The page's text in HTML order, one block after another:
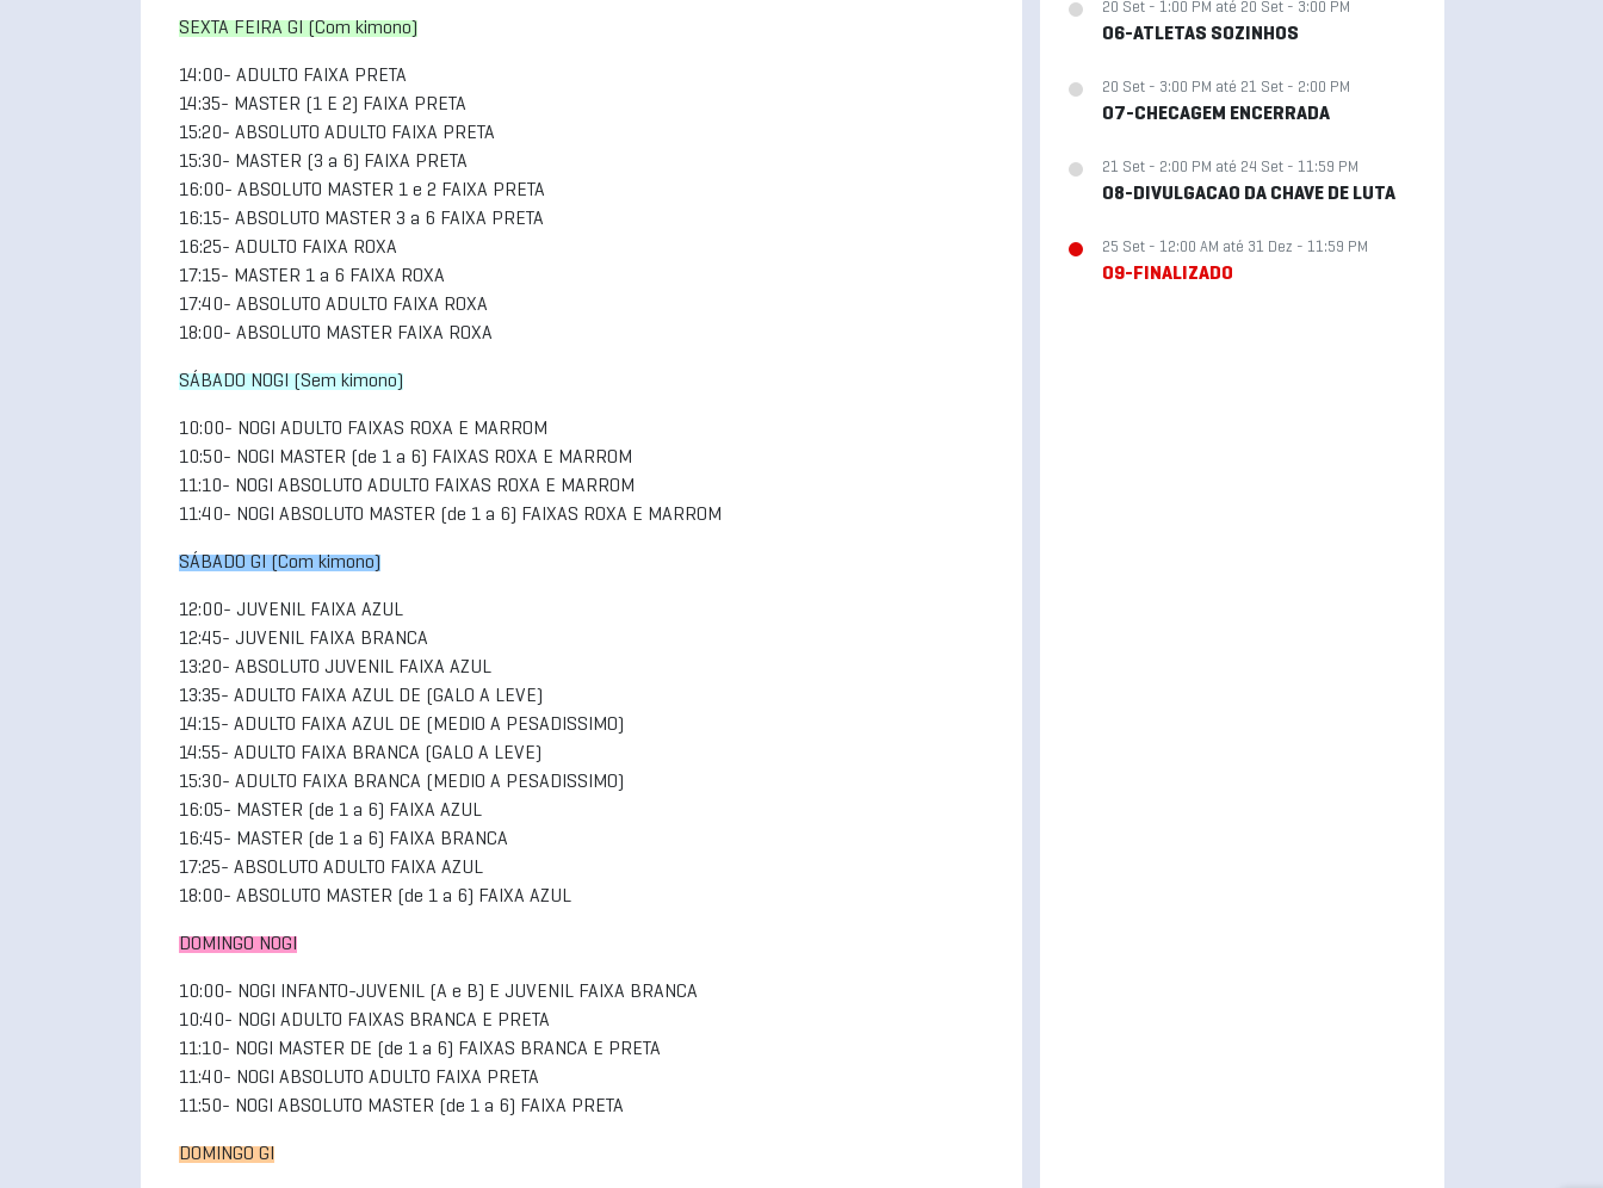
SEXTA FEIRA GI (Com kimono)
14:00- ADULTO FAIXA PRETA
14:35- MASTER (1 E 2) FAIXA PRETA
15:20- ABSOLUTO ADULTO FAIXA PRETA
15:30- MASTER (3 a 6) FAIXA PRETA
16:00- ABSOLUTO MASTER 1 e 2 FAIXA PRETA
16:15- ABSOLUTO MASTER 3 a 6 FAIXA PRETA
16:25- ADULTO FAIXA ROXA
17:15- MASTER 1 a 6 FAIXA ROXA
17:40- ABSOLUTO ADULTO FAIXA ROXA
18:00- ABSOLUTO MASTER FAIXA ROXA
SÁBADO NOGI (Sem kimono)
10:00- NOGI ADULTO FAIXAS ROXA E MARROM
10:50- NOGI MASTER (de 1 a 6) FAIXAS ROXA E MARROM
11:10- NOGI ABSOLUTO ADULTO FAIXAS ROXA E MARROM
11:40- NOGI ABSOLUTO MASTER (de 1 a 6) FAIXAS ROXA E MARROM
SÁBADO GI (Com kimono)
12:00- JUVENIL FAIXA AZUL
12:45- JUVENIL FAIXA BRANCA
13:20- ABSOLUTO JUVENIL FAIXA AZUL
13:35- ADULTO FAIXA AZUL DE (GALO A LEVE)
14:15- ADULTO FAIXA AZUL DE (MEDIO A PESADISSIMO)
14:55- ADULTO FAIXA BRANCA (GALO A LEVE)
15:30- ADULTO FAIXA BRANCA (MEDIO A PESADISSIMO)
16:05- MASTER (de 1 a 6) FAIXA AZUL
16:45- MASTER (de 1 a 6) FAIXA BRANCA
17:25- ABSOLUTO ADULTO FAIXA AZUL
18:00- ABSOLUTO MASTER (de 1 a 6) FAIXA AZUL
DOMINGO NOGI
10:00- NOGI INFANTO-JUVENIL (A e B) E JUVENIL FAIXA BRANCA
10:40- NOGI ADULTO FAIXAS BRANCA E PRETA
11:10- NOGI MASTER DE (de 1 a 6) FAIXAS BRANCA E PRETA
11:40- NOGI ABSOLUTO ADULTO FAIXA PRETA
11:50- NOGI ABSOLUTO MASTER (de 1 a 6) FAIXA PRETA
DOMINGO GI
20 Set - 1:00 PM até 20 Set - 3:00 PM
06-ATLETAS SOZINHOS
20 Set - 3:00 PM até 21 Set - 2:00 PM
07-CHECAGEM ENCERRADA
21 Set - 2:00 PM até 24 Set - 11:59 PM
08-DIVULGACAO DA CHAVE DE LUTA
25 Set - 12:00 AM até 31 Dez - 11:59 PM
09-FINALIZADO